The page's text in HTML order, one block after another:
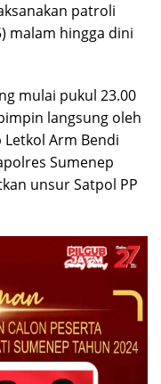
patroli
malam hingga dini
mulai pukul 23.00
langsung oleh
Arm Bendi
Sumenep
unsur Satpol PP